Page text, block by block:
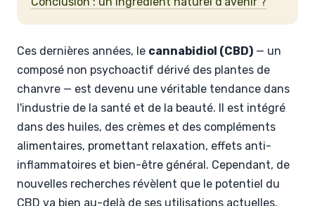
Ces dernières années, le cannabidiol (CBD) — un
composé non psychoactif dérivé des plantes de
chanvre — est devenu une véritable tendance dans
l'industrie de la santé et de la beauté. Il est intégré
dans des huiles, des crèmes et des compléments
alimentaires, promettant relaxation, effets anti-
inflammatoires et bien-être général. Cependant, de
nouvelles recherches révèlent que le potentiel du
CBD va bien au-delà de ses utilisations actuelles.